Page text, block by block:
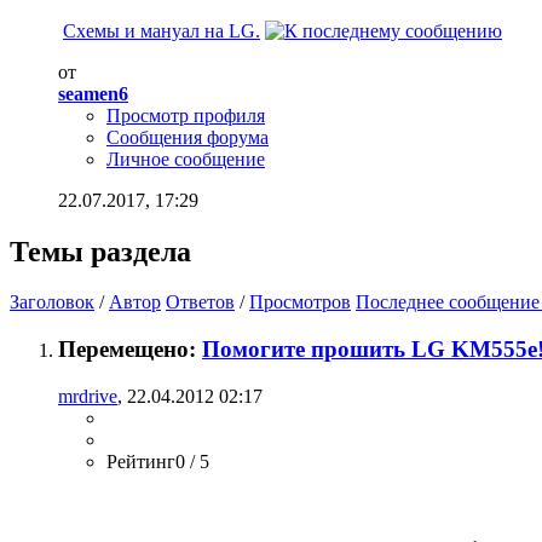
Схемы и мануал на LG.
от
seamen6
Просмотр профиля
Сообщения форума
Личное сообщение
22.07.2017, 17:29
Темы раздела
Заголовок /Автор Ответов /Просмотров Последнее сообщение
Перемещено: Помогите прошить LG
mrdrive, 22.04.2012 02:17
Рейтинг0 / 5